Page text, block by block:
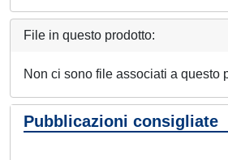
File in questo prodotto:
Non ci sono file associati a questo
Pubblicazioni consigliate